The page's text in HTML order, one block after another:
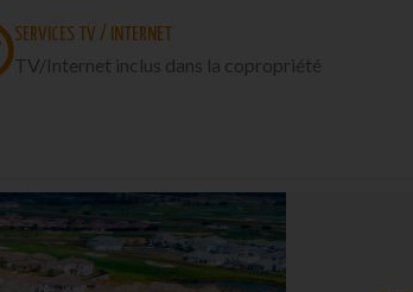
SERVICES TV / INTERNET
TV/Internet inclus dans la copropriété